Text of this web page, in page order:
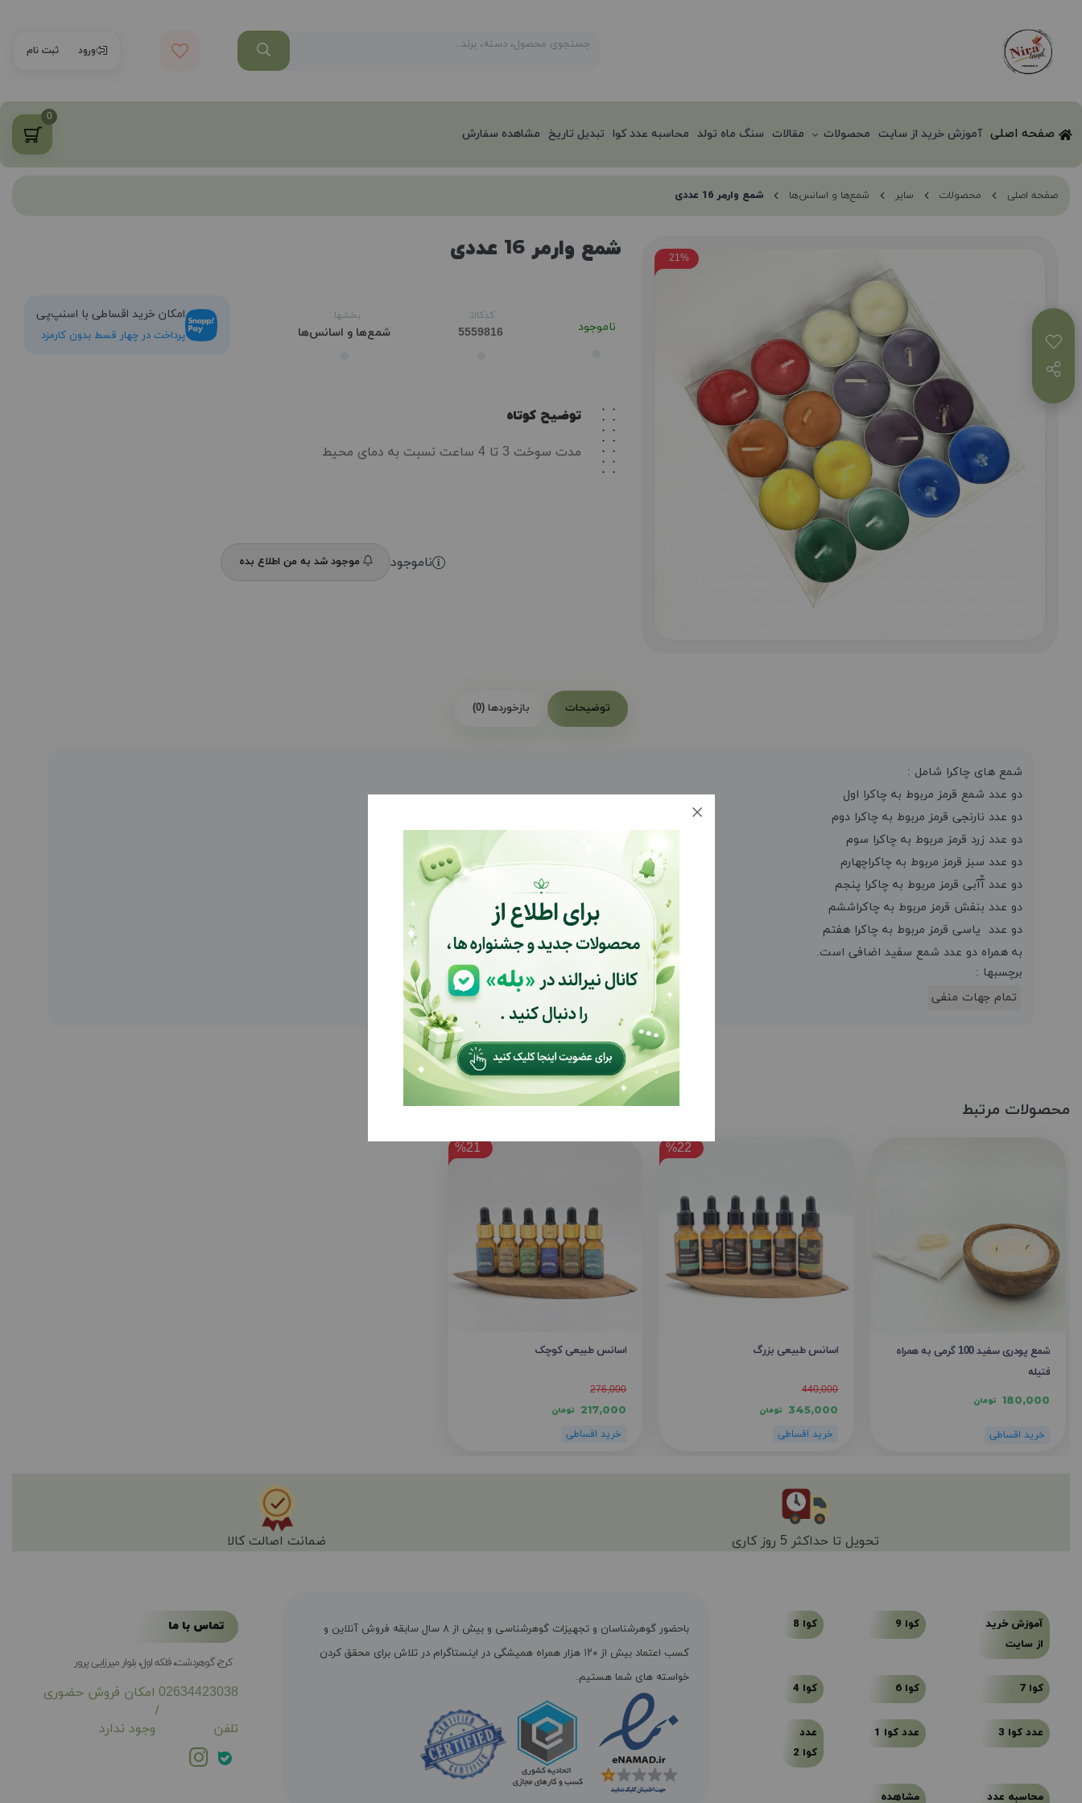
ورود ثبت نام
صفحه اصلی آموزش خرید از سایت محصولات مقالات سنگ ماه تولد محاسبه عدد کوا تبدیل تاریخ مشاهده سفارش
0
صفحه اصلی محصولات سایر شمع‌ها و اسانس‌ها شمع وارمر 16 عددی
21% شمع وارمر 16 عددی
ناموجود
کدکالا: بخشها :
شمع‌ها و اسانس‌ها
امکان خرید اقساطی با اسنپ‌پی
پرداخت در چهار قسط بدون کارمزد
توضیح کوتاه
مدت سوخت 3 تا 4 ساعت نسبت به دمای محیط
ناموجود موجود شد به من اطلاع بده
توضیحات بازخوردها (0)
شمع های چاکرا شامل :
دو عدد شمع قرمز مربوط به چاکرا اول
دو عدد نارنجی قرمز مربوط به چاکرا دوم
دو عدد زرد قرمز مربوط به چاکرا سوم
دو عدد سبز قرمز مربوط به چاکراچهارم
دو عدد آِّآبی قرمز مربوط به چاکرا پنجم
دو عدد بنفش قرمز مربوط به چاکراششم
دو عدد یاسی قرمز مربوط به چاکرا هفتم
به همراه دو عدد شمع سفید اضافی است.
برچسبها :
تمام جهات منفی
محصولات مرتبط
شمع پودری سفید 100 گرمی به همراه
فتیله
180,000 تومان
%22
اسانس طبیعی بزرگ
440,000
345,000 تومان
%21
اسانس طبیعی کوچک
276,000
217,000 تومان
تحویل تا حداکثر 5 روز کاری ضمانت اصالت کالا
آموزش خرید
از سایت
کوا 9 کوا 8
کوا 7 کوا 6 کوا 4
عدد کوا 3 عدد کوا 1
عدد
کوا 2
محاسبه عدد مشاهده
باحضور گوهرشناسان و تجهیزات گوهرشناسی و بیش از ۸ سال سابقه فروش آنلاین و
کسب اعتماد بیش از ۱۲۰ هزار همراه همیشگی در اینستاگرام در تلاش برای محقق کردن
خواسته های شما هستیم.
تماس با ما
کرج، گوهردشت، فلکه اول، بلوار میرزایی پرور
02634423038
تلفن
/
امکان فروش حضوری
وجود ندارد